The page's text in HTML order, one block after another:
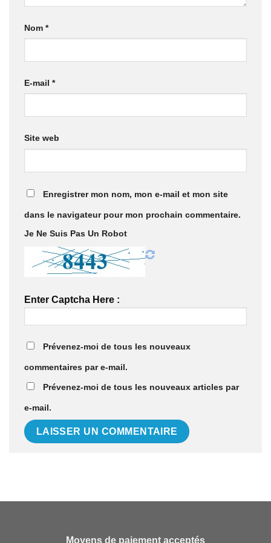
Nom *
E-mail *
Site web
Enregistrer mon nom, mon e-mail et mon site
dans le navigateur pour mon prochain commentaire.
Je Ne Suis Pas Un Robot
Enter Captcha Here :
Prévenez-moi de tous les nouveaux
commentaires par e-mail.
Prévenez-moi de tous les nouveaux articles par
e-mail.
Moyens de paiement acceptés